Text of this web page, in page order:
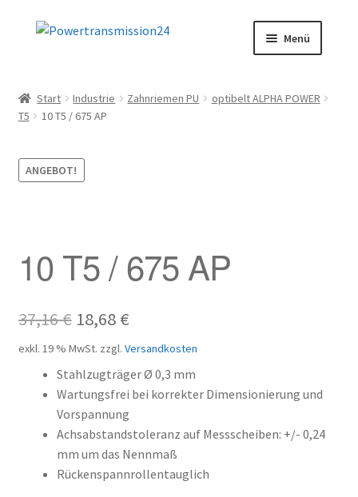
Zur
Zum
Menü
AGB
Blog
Kontakt
Kundeninformationen
Mein Konto
Shop
Start Industrie Zahnriemen PU
optibelt ALPHA POWER
T5
10 T5 / 675 AP
ANGEBOT!
10 T5 / 675 AP
37,16€ Ursprünglicher
Preis
war:
37,16 €
18,68 €Aktueller
Preis
ist:
18,68 €.
exkl. 19 % MwSt. zzgl. Versandkosten
Stahlzugträger Ø 0,3 mm
Wartungsfrei bei korrekter Dimensionierung und
Vorspannung
Achsabstandstoleranz auf Messscheiben: +/- 0,24
mm um das Nennmaß
Rückenspannrollentauglich